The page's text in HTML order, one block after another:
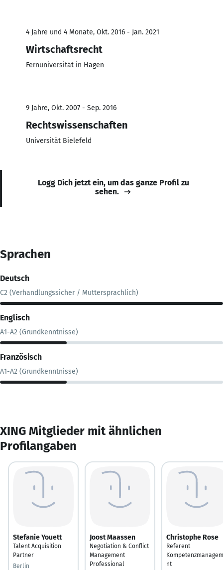
4 Jahre und 4 Monate, Okt. 2016 - Jan. 2021
Wirtschaftsrecht
Fernuniversität in Hagen
9 Jahre, Okt. 2007 - Sep. 2016
Rechtswissenschaften
Universität Bielefeld
Logg Dich jetzt ein, um das ganze Profil zu
sehen.
Sprachen
Deutsch
C2 (Verhandlungssicher / Muttersprachlich)
Englisch
A1-A2 (Grundkenntnisse)
Französisch
A1-A2 (Grundkenntnisse)
XING Mitglieder mit ähnlichen
Profilangaben
Stefanie Youett
Talent Acquisition
Partner
Berlin
Joost Maassen
Negotiation & Conflict
Management
Professional
Christophe Rose
Referent
nt